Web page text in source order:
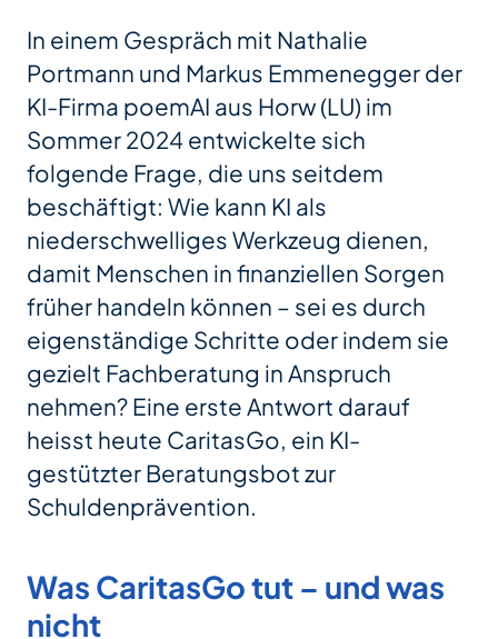
In einem Gespräch mit Nathalie
Portmann und Markus Emmenegger der
KI-Firma poemAI aus Horw (LU) im
Sommer 2024 entwickelte sich
folgende Frage, die uns seitdem
beschäftigt: Wie kann KI als
niederschwelliges Werkzeug dienen,
damit Menschen in finanziellen Sorgen
früher handeln können – sei es durch
eigenständige Schritte oder indem sie
gezielt Fachberatung in Anspruch
nehmen? Eine erste Antwort darauf
heisst heute CaritasGo, ein KI-
gestützter Beratungsbot zur
Schuldenprävention.
Was CaritasGo tut – und was
nicht